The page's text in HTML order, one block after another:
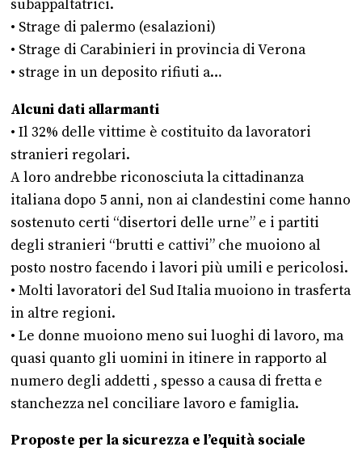
subappaltatrici.
• Strage di palermo (esalazioni)
• Strage di Carabinieri in provincia di Verona
• strage in un deposito rifiuti a…
Alcuni dati allarmanti
• Il 32% delle vittime è costituito da lavoratori
stranieri regolari.
A loro andrebbe riconosciuta la cittadinanza
italiana dopo 5 anni, non ai clandestini come hanno
sostenuto certi “disertori delle urne” e i partiti
degli stranieri “brutti e cattivi” che muoiono al
posto nostro facendo i lavori più umili e pericolosi.
• Molti lavoratori del Sud Italia muoiono in trasferta
in altre regioni.
• Le donne muoiono meno sui luoghi di lavoro, ma
quasi quanto gli uomini in itinere in rapporto al
numero degli addetti , spesso a causa di fretta e
stanchezza nel conciliare lavoro e famiglia.
Proposte per la sicurezza e l’equità sociale